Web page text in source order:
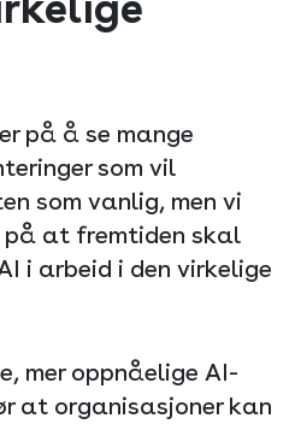
på å se mange
som vil
som vanlig, men vi
på at fremtiden skal
i arbeid i den virkelige
mer oppnåelige AI-
at organisasjoner kan